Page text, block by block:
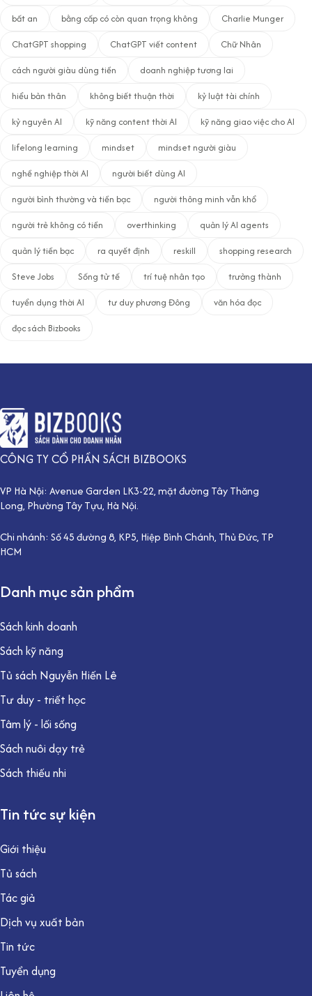
bất an
bằng cấp có còn quan trọng không
Charlie Munger
ChatGPT shopping
ChatGPT viết content
Chữ Nhân
cách người giàu dùng tiền
doanh nghiệp tương lai
hiểu bản thân
không biết thuận thời
kỷ luật tài chính
kỷ nguyên AI
kỹ năng content thời AI
kỹ năng giao việc cho AI
lifelong learning
mindset
mindset người giàu
nghề nghiệp thời AI
người biết dùng AI
người bình thường và tiền bạc
người thông minh vẫn khổ
người trẻ không có tiền
overthinking
quản lý AI agents
quản lý tiền bạc
ra quyết định reskill
shopping research
Steve Jobs
Sống tử tế trí tuệ nhân tạo
trưởng thành
tuyển dụng thời AI
tư duy phương Đông
văn hóa đọc
đọc sách Bizbooks
CÔNG TY CỔ PHẦN SÁCH BIZBOOKS
VP Hà Nội: Avenue Garden LK3-22, mặt đường Tây Thăng
Long, Phường Tây Tựu, Hà Nội.
Chi nhánh: Số 45 đường 8, KP5, Hiệp Bình Chánh, Thủ Đức, TP
HCM
Danh mục sản phẩm
Sách kinh doanh
Sách kỹ năng
Tủ sách Nguyễn Hiến Lê
Tư duy - triết học
Tâm lý - lối sống
Sách nuôi dạy trẻ
Sách thiếu nhi
Tin tức sự kiện
Giới thiệu
Tủ sách
Tác giả
Dịch vụ xuất bản
Tin tức
Tuyển dụng